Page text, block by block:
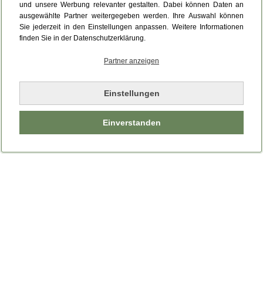
und unsere Werbung relevanter gestalten. Dabei können Daten an
ausgewählte Partner weitergegeben werden. Ihre Auswahl können
Sie jederzeit in den Einstellungen anpassen. Weitere Informationen
finden Sie in der Datenschutzerklärung.
Partner anzeigen
Einstellungen
Einverstanden